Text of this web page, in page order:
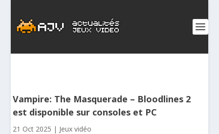
Vampire: The Masquerade – Bloodlines 2
est disponible sur consoles et PC
21 Oct 2025 | Jeux vidéo